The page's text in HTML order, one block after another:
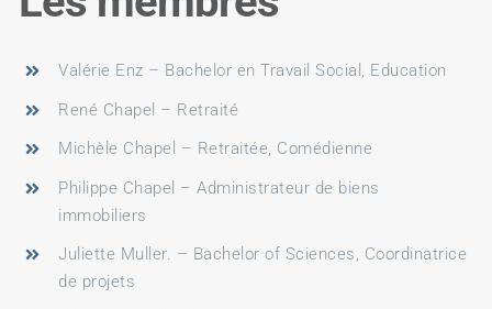
Valérie Enz – Bachelor en Travail Social, Education
René Chapel – Retraité
Michèle Chapel – Retraitée, Comédienne
Philippe Chapel – Administrateur de biens
immobiliers
Juliette Muller. – Bachelor of Sciences, Coordinatrice
de projets